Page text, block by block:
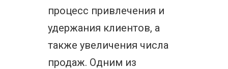
процесс привлечения и
удержания клиентов, а
также увеличения числа
продаж. Одним из